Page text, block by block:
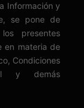
Información y
se pone de
presentes
en materia de
Condiciones
y demás